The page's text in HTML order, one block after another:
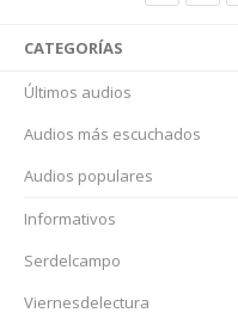
CATEGORÍAS
Últimos audios
Audios más escuchados
Audios populares
Informativos
Serdelcampo
Viernesdelectura